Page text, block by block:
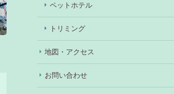
ペットホテル
トリミング
地図・アクセス
お問い合わせ